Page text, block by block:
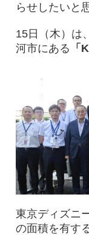
らせしたいと
15日（木）は
河市にある 「
東京ディズニ
の面積を有す